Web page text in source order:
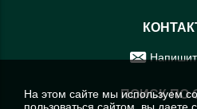
ПОИСК ПО
На этом сайте мы используем